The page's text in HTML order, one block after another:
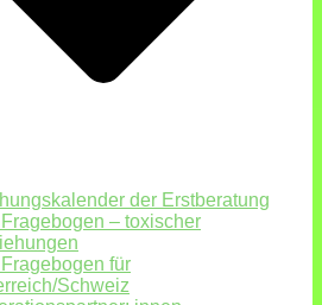
der Erstberatung
– toxischer
für
Schweiz